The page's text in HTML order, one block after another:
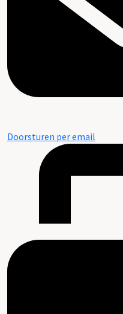
Doorsturen per email